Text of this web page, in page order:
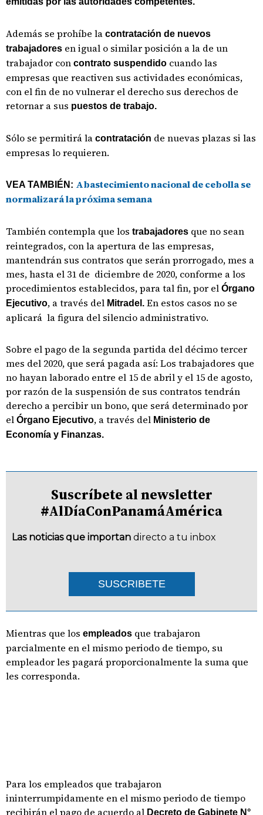
Además se prohíbe la contratación de nuevos
trabajadores en igual o similar posición a la de un
trabajador con contrato suspendido cuando las
empresas que reactiven sus actividades económicas,
con el fin de no vulnerar el derecho sus derechos de
retornar a sus puestos de trabajo.
Sólo se permitirá la contratación de nuevas plazas si las
empresas lo requieren.
VEA TAMBIÉN: Abastecimiento nacional de cebolla se
normalizará la próxima semana
También contempla que los trabajadores que no sean
reintegrados, con la apertura de las empresas,
mantendrán sus contratos que serán prorrogado, mes a
mes, hasta el 31 de diciembre de 2020, conforme a los
procedimientos establecidos, para tal fin, por el Órgano
Ejecutivo, a través del Mitradel. En estos casos no se
aplicará la figura del silencio administrativo.
Sobre el pago de la segunda partida del décimo tercer
mes del 2020, que será pagada así: Los trabajadores que
no hayan laborado entre el 15 de abril y el 15 de agosto,
por razón de la suspensión de sus contratos tendrán
derecho a percibir un bono, que será determinado por
el Órgano Ejecutivo, a través del Ministerio de
Economía y Finanzas.
Suscríbete al newsletter
#AlDíaConPanamáAmérica
Las noticias que importan directo a tu inbox
SUSCRIBETE
Mientras que los empleados que trabajaron
parcialmente en el mismo periodo de tiempo, su
empleador les pagará proporcionalmente la suma que
les corresponda.
Para los empleados que trabajaron
ininterrumpidamente en el mismo periodo de tiempo
recibirán el pago de acuerdo al Decreto de Gabinete N°